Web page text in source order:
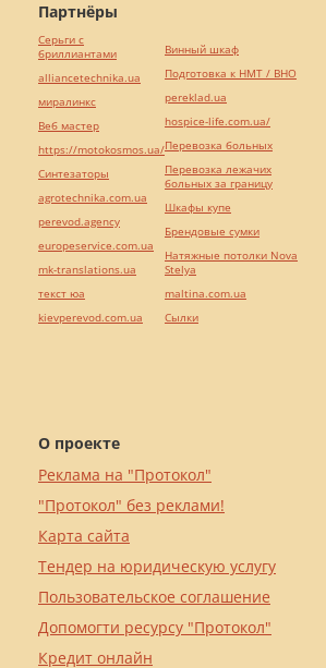
О проекте
Реклама на "Протокол"
"Протокол" без реклами!
Карта сайта
Тендер на юридическую услугу
Пользовательское соглашение
Допомогти ресурсу "Протокол"
Кредит онлайн
Партнёры
Серьги с
бриллиантами
alliancetechnika.ua
миралинкс
Веб мастер
https://motokosmos.ua/
Синтезаторы
agrotechnika.com.ua
perevod.agency
europeservice.com.ua
mk-translations.ua
текст юа
kievperevod.com.ua
Винный шкаф
Подготовка к НМТ / ВНО
pereklad.ua
hospice-life.com.ua/
Перевозка больных
Перевозка лежачих
больных за границу
Шкафы купе
Брендовые сумки
Натяжные потолки Nova
Stelya
maltina.com.ua
Cылки